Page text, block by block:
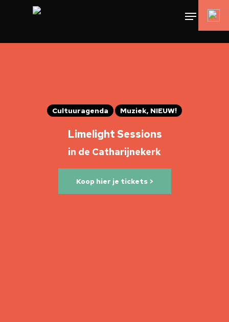
Cultuuragenda Muziek, NIEUW!
Limelight Sessions
in de Catharijnekerk
Koop hier je tickets >